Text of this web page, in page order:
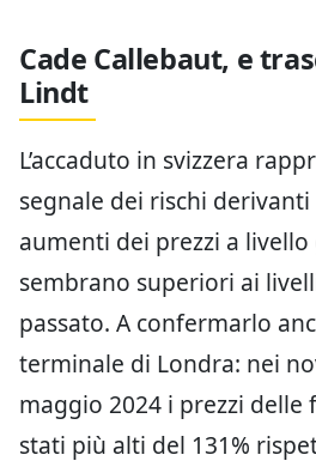
Cade Callebaut, e
Lindt
L’accaduto in svizzera
segnale dei rischi
aumenti dei prezzi a
sembrano superiori ai
passato. A confermarlo
terminale di Londra: nei
maggio 2024 i prezzi delle
stati più alti del 131%